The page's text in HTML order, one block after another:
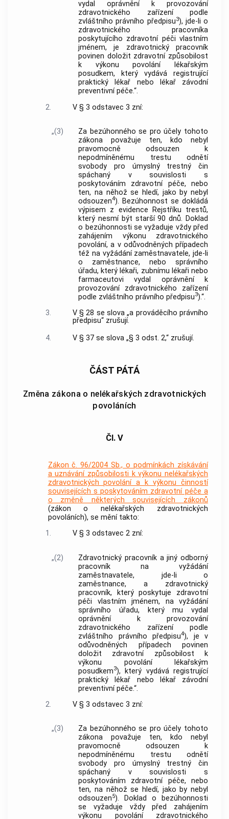
vydal oprávnění k provozování
zdravotnického zařízení podle
zvláštního právního předpisu3), jde-li o
zdravotnického pracovníka
poskytujícího zdravotní péči vlastním
jménem, je zdravotnický pracovník
povinen doložit zdravotní způsobilost
k výkonu povolání lékařským
posudkem, který vydává registrující
praktický lékař nebo lékař závodní
preventivní péče.“.
2.
V § 3 odstavec 3 zní:
„(3)
Za bezúhonného se pro účely tohoto
zákona považuje ten, kdo nebyl
pravomocně odsouzen k
nepodmíněnému trestu odnětí
svobody pro úmyslný trestný čin
spáchaný v souvislosti s
poskytováním zdravotní péče, nebo
ten, na něhož se hledí, jako by nebyl
odsouzen4). Bezúhonnost se dokládá
výpisem z evidence Rejstříku trestů,
který nesmí být starší 90 dnů. Doklad
o bezúhonnosti se vyžaduje vždy před
zahájením výkonu zdravotnického
povolání, a v odůvodněných případech
též na vyžádání zaměstnavatele, jde-li
o zaměstnance, nebo správního
úřadu, který lékaři, zubnímu lékaři nebo
farmaceutovi vydal oprávnění k
provozování zdravotnického zařízení
podle zvláštního právního předpisu3).“.
3.
V § 28 se slova „a prováděcího právního
předpisu“ zrušují.
4.
V § 37 se slova „§ 3 odst. 2,“ zrušují.
ČÁST PÁTÁ
Změna zákona o nelékařských zdravotnických
povoláních
Čl. V
Zákon č. 96/2004 Sb., o podmínkách získávání
a uznávání způsobilosti k výkonu nelékařských
zdravotnických povolání a k výkonu činností
souvisejících s poskytováním zdravotní péče a
o změně některých souvisejících zákonů
(zákon o nelékařských zdravotnických
povoláních), se mění takto:
1.
V § 3 odstavec 2 zní:
„(2)
Zdravotnický pracovník a jiný odborný
pracovník na vyžádání
zaměstnavatele, jde-li o
zaměstnance, a zdravotnický
pracovník, který poskytuje zdravotní
péči vlastním jménem, na vyžádání
správního úřadu, který mu vydal
oprávnění k provozování
zdravotnického zařízení podle
zvláštního právního předpisu4), je v
odůvodněných případech povinen
doložit zdravotní způsobilost k
výkonu povolání lékařským
posudkem3), který vydává registrující
praktický lékař nebo lékař závodní
preventivní péče.“.
2.
V § 3 odstavec 3 zní:
„(3)
Za bezúhonného se pro účely tohoto
zákona považuje ten, kdo nebyl
pravomocně odsouzen k
nepodmíněnému trestu odnětí
svobody pro úmyslný trestný čin
spáchaný v souvislosti s
poskytováním zdravotní péče, nebo
ten, na něhož se hledí, jako by nebyl
odsouzen5). Doklad o bezúhonnosti
se vyžaduje vždy před zahájením
výkonu povolání zdravotnického